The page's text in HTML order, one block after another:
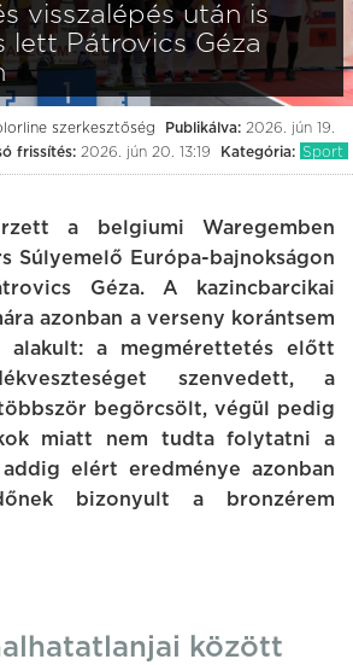
visszalépés után is
lett Pátrovics Géza
szerkesztőség Publikálva: 2026. jún 19.
frissítés: 2026. jún 20. 13:19 Kategória: Sport
a belgiumi Waregemben
Súlyemelő Európa-bajnokságon
Géza. A kazincbarcikai
azonban a verseny korántsem
alakult: a megmérettetés előtt
szenvedett, a
begörcsölt, végül pedig
miatt nem tudta folytatni a
elért eredménye azonban
bizonyult a bronzérem
között